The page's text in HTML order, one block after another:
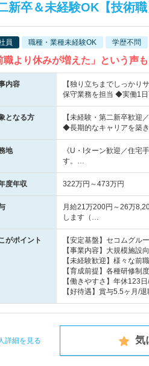
新卒＆未経験OK【技術
員 職種・業種未経験OK 学歴不問
職より休みが増えた」という声
内容
【独り立ちまでしっかり
保守業務を担当 ◆実働1
となる方
【未経験・第二新卒歓
◆長期的なキャリアを築
地
《U・Iターン歓迎／住宅
す。…
度年収 322万円～473万円
月給21万200円～26万
します（…
がポイント
【安定基盤】セコムグル
【事業内容】大規模施設
【未経験歓迎】様々な前
【育成前提】各種研修制
【働きやすさ】年休123
【好待遇】賞与5.5ヶ月/
詳細を見る 気